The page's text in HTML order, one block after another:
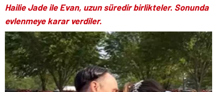
Hailie Jade ile Evan, uzun süredir birlikteler. Sonunda
evlenmeye karar verdiler.